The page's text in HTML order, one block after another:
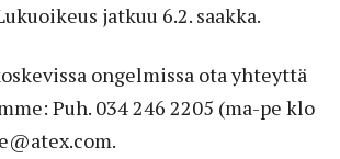
jatkuu 6.2. saakka.
ongelmissa ota yhteyttä
Puh. 034 246 2205 (ma-pe klo